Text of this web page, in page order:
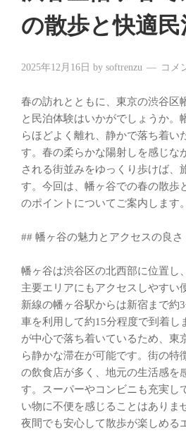
の散歩と快適
2025年12月16日 by softrenzu コメ
春の訪れとともに、東京の渋谷区
と民泊体験はいかがでしょうか。
らほどよく離れ、静かで落ち着い
す。春の柔らかな陽射しを感じな
される街並みをゆっくり歩けば、
す。今回は、幡ヶ谷での春の散歩
のポイントについてご案内します。
## 幡ヶ谷の魅力とアクセスの良さ
幡ヶ谷は渋谷区の北西部に位置し
主要エリアにもアクセスしやすい
新線の幡ヶ谷駅からは新宿まで約
車を利用して約15分程度で到着し
が中心で落ち着いているため、東
ら静かな滞在が可能です。街の特
の飲食店が多く、地元の生活感を
す。スーパーやコンビニも充実し
い物に不便を感じることはありま
夜間でも安心して散歩が楽しめる